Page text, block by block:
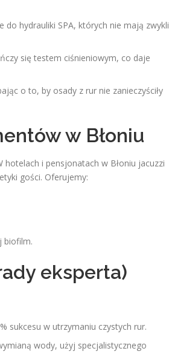
do hydrauliki SPA, których nie mają zwykli
się testem ciśnieniowym, co daje
o to, by osady z rur nie zanieczyściły
w Błoniu
i pensjonatach w Błoniu jacuzzi
gości. Oferujemy:
biofilm.
eksperta)
sukcesu w utrzymaniu czystych rur.
wody, użyj specjalistycznego